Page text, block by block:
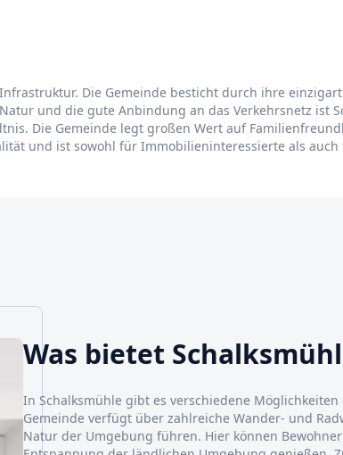
Die Gemeinde besticht durch ihre
und die gute Anbindung an das Verkehrsnetz ist
Die Gemeinde legt großen Wert auf
und ist sowohl für Immobilieninteressierte als
Was bietet
In Schalksmühle gibt es verschiedene
Gemeinde verfügt über zahlreiche Wander- und
Natur der Umgebung führen. Hier können